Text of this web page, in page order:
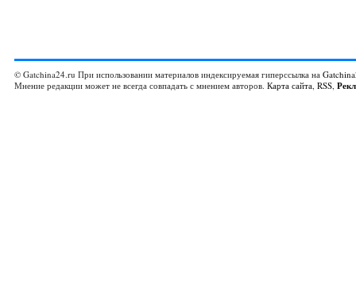
© Gatchina24.ru При использовании материалов индексируемая гиперссылка на
Мнение редакции может не всегда совпадать с мнением авторов. Карта сайта, RSS,